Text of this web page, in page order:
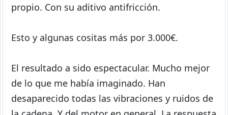
propio. Con su aditivo antifricción.
Esto y algunas cositas más por 3.000€.
El resultado a sido espectacular. Mucho mejor
de lo que me había imaginado. Han
desaparecido todas las vibraciones y ruidos de